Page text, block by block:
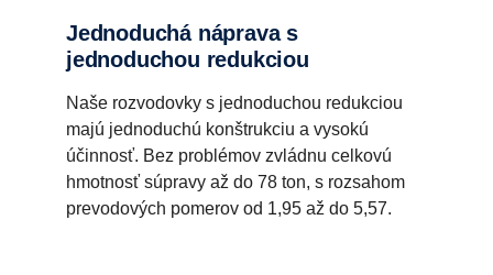
Jednoduchá náprava s
jednoduchou redukciou
Naše rozvodovky s jednoduchou redukciou
majú jednoduchú konštrukciu a vysokú
účinnosť. Bez problémov zvládnu celkovú
hmotnosť súpravy až do 78 ton, s rozsahom
prevodových pomerov od 1,95 až do 5,57.